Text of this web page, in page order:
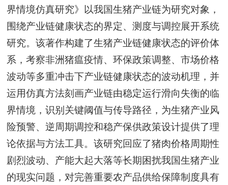
界情境仿真研究》以我国生猪产业链为研究对象，
围绕产业链健康状态的界定、测度与调控展开系统
研究。该著作构建了生猪产业链健康状态的评价体
系，考察非洲猪瘟疫情、环保政策调整、市场价格
波动等多重冲击下产业链健康状态的波动机理，并
运用仿真方法刻画产业链由稳定运行滑向失衡的临
界情境，识别关键阈值与传导路径，为生猪产业风
险预警、逆周期调控和稳产保供政策设计提供了理
论依据与方法工具。该研究回应了猪肉价格周期性
剧烈波动、产能大起大落等长期困扰我国生猪产业
的现实问题，对完善重要农产品供给保障制度具有